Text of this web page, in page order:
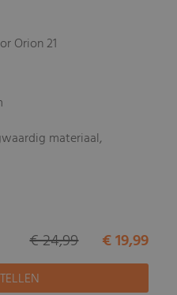
Orion 21
materiaal,
€ 19,99
€ 24,99